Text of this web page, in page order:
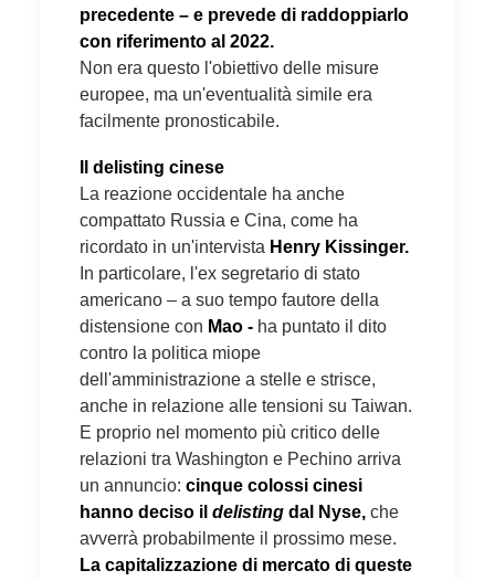
precedente – e prevede di raddoppiarlo
con riferimento al 2022.
Non era questo l'obiettivo delle misure
europee, ma un'eventualità simile era
facilmente pronosticabile.
Il delisting cinese
La reazione occidentale ha anche
compattato Russia e Cina, come ha
ricordato in un'intervista Henry Kissinger.
In particolare, l'ex segretario di stato
americano – a suo tempo fautore della
distensione con Mao - ha puntato il dito
contro la politica miope
dell'amministrazione a stelle e strisce,
anche in relazione alle tensioni su Taiwan.
E proprio nel momento più critico delle
relazioni tra Washington e Pechino arriva
un annuncio: cinque colossi cinesi
hanno deciso il delisting dal Nyse, che
avverrà probabilmente il prossimo mese.
La capitalizzazione di mercato di queste